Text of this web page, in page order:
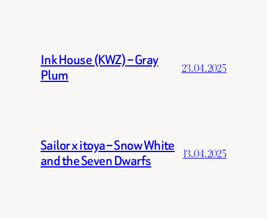
Ink House (KWZ) – Gray
Plum
23.04.2025
Sailor x itoya – Snow White
and the Seven Dwarfs
13.04.2025